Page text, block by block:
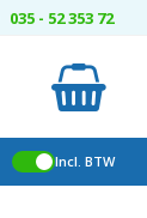
035 - 52 353 72
Incl. BTW